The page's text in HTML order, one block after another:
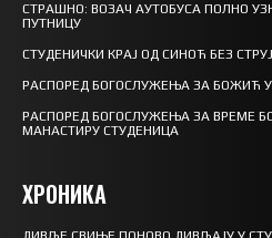
СТРАШНО: ВОЗАЧ АУТОБУСА ПОЛНО
ПУТНИЦУ
СТУДЕНИЧКИ КРАЈ ОД СИНОЋ БЕЗ
РАСПОРЕД БОГОСЛУЖЕЊА ЗА БОЖИЋ
РАСПОРЕД БОГОСЛУЖЕЊА ЗА ВРЕМЕ
МАНАСТИРУ СТУДЕНИЦА
ХРОНИКА